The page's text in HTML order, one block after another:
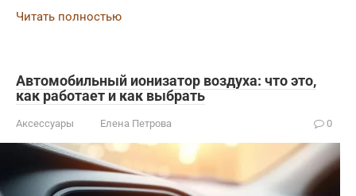
Читать полностью
Автомобильный ионизатор воздуха: что это,
как работает и как выбрать
Аксессуары Елена Петрова 0